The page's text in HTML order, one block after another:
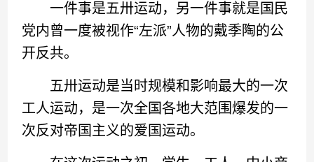
一件事是五卅运动，另一件事就是国民
党内曾一度被视作“左派”人物的戴季陶的公
开反共。
五卅运动是当时规模和影响最大的一次
工人运动，是一次全国各地大范围爆发的一
次反对帝国主义的爱国运动。